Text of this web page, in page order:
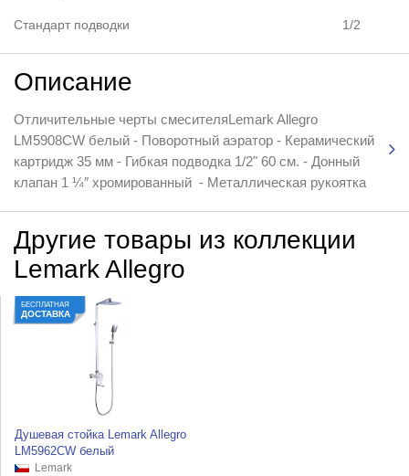
Стандарт подводки 1/2
Описание
Отличительные черты смесителяLemark Allegro
LM5908CW белый - Поворотный аэратор - Керамический
картридж 35 мм - Гибкая подводка 1/2" 60 см. - Донный
клапан 1 ¼″ хромированный - Металлическая рукоятка
Другие товары из коллекции
Lemark Allegro
БЕСПЛАТНАЯ
ДОСТАВКА
Душевая стойка Lemark Allegro
LM5962CW белый
Lemark